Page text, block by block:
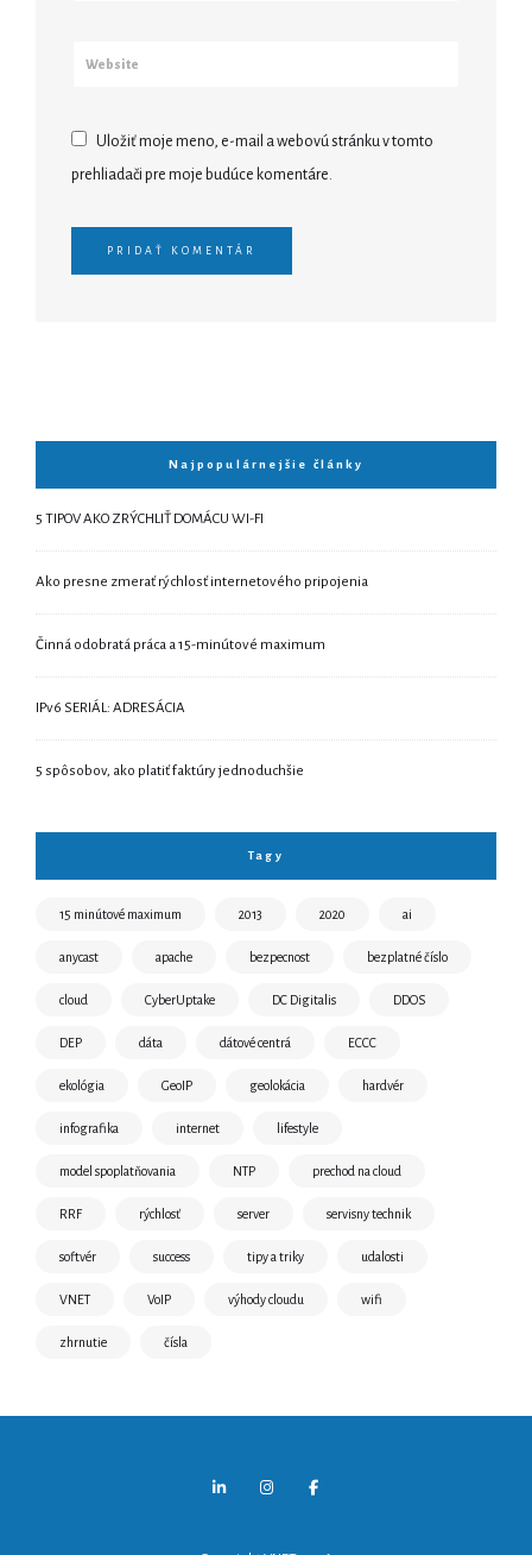
Uložiť moje meno, e-mail a webovú stránku v tomto
prehliadači pre moje budúce komentáre.
Najpopulárnejšie články
5 TIPOV AKO ZRÝCHLIŤ DOMÁCU WI-FI
Ako presne zmerať rýchlosť internetového pripojenia
Činná odobratá práca a 15-minútové maximum
IPv6 SERIÁL: ADRESÁCIA
5 spôsobov, ako platiť faktúry jednoduchšie
Tagy
15 minútové maximum 2013 2020 ai
anycast apache bezpecnost bezplatné číslo
cloud CyberUptake DC Digitalis DDOS
DEP dáta dátové centrá ECCC
ekológia GeoIP geolokácia hardvér
infografika internet lifestyle
model spoplatňovania NTP prechod na cloud
RRF rýchlosť server servisny technik
softvér success tipy a triky udalosti
VNET VoIP výhody cloudu wifi
zhrnutie čísla